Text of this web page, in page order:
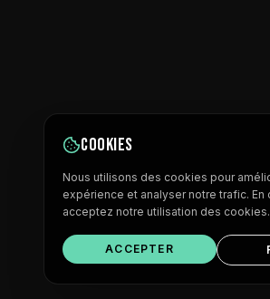
Cookies
Nous utilisons des cookies pour
expérience et analyser notre trafic. En
acceptez notre utilisation des cookies.
ACCEPTER